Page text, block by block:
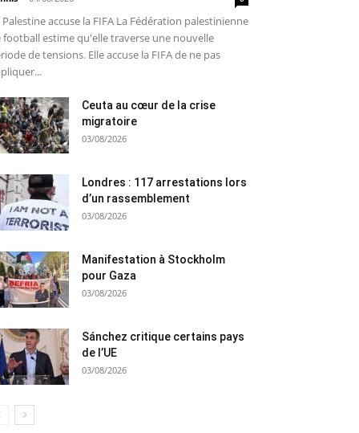
Palestine accuse la FIFA La Fédération palestinienne
football estime qu'elle traverse une nouvelle
de tensions. Elle accuse la FIFA de ne pas
Ceuta au cœur de la crise
migratoire
03/08/2026
Londres : 117 arrestations lors
d’un rassemblement
03/08/2026
Manifestation à Stockholm
pour Gaza
03/08/2026
Sánchez critique certains pays
de l’UE
03/08/2026